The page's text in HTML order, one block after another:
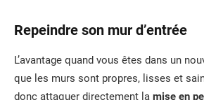
Repeindre son mur d’entrée
L’avantage quand vous êtes dans un
que les murs sont propres, lisses et
donc attaquer directement la mise en